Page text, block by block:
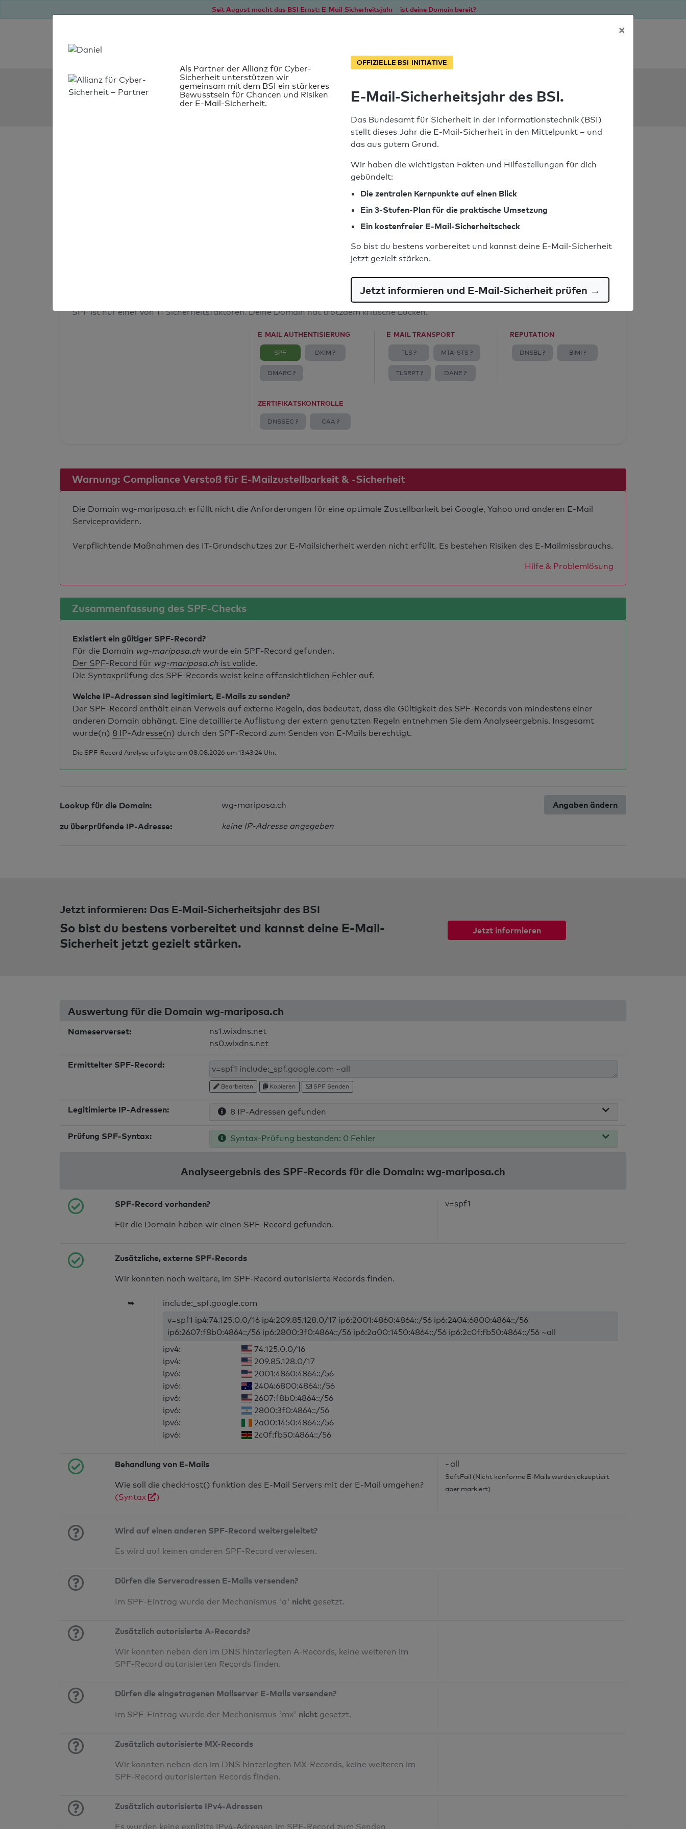
Seit August macht das BSI Ernst: E-Mail-Sicherheitsjahr – ist deine Domain bereit?
SPF Check:
Syntaxprüfung: 0 Fehler
SPF ist nur einer von 11 Sicherheitsfaktoren. Deine Domain hat trotzdem kritische Lücken.
E-MAIL AUTHENTISIERUNG
SPF DKIM ?
DMARC ?
E-MAIL TRANSPORT
TLS ? MTA-STS ?
TLSRPT ? DANE ?
REPUTATION
DNSBL ? BIMI ?
ZERTIFIKATSKONTROLLE
DNSSEC ? CAA ?
Warnung: Compliance Verstoß für E-Mailzustellbarkeit & -Sicherheit
Die Domain wg-mariposa.ch erfüllt nicht die Anforderungen für eine optimale Zustellbarkeit bei Google, Yahoo und anderen E-Mail
Serviceprovidern.
Verpflichtende Maßnahmen des IT-Grundschutzes zur E-Mailsicherheit werden nicht erfüllt. Es bestehen Risiken des E-Mailmissbrauchs.
Hilfe & Problemlösung
Zusammenfassung des SPF-Checks
Existiert ein gültiger SPF-Record?
Für die Domain wg-mariposa.ch wurde ein SPF-Record gefunden.
Der SPF-Record für wg-mariposa.ch ist valide.
Die Syntaxprüfung des SPF-Records weist keine offensichtlichen Fehler auf.
Welche IP-Adressen sind legitimiert, E-Mails zu senden?
Der SPF-Record enthält einen Verweis auf externe Regeln, das bedeutet, dass die Gültigkeit des SPF-Records von mindestens einer
anderen Domain abhängt. Eine detaillierte Auflistung der extern genutzten Regeln entnehmen Sie dem Analyseergebnis. Insgesamt
wurde(n) 8 IP-Adresse(n) durch den SPF-Record zum Senden von E-Mails berechtigt.
Die SPF-Record Analyse erfolgte am 08.08.2026 um 13:43:24 Uhr.
Lookup für die Domain: wg-mariposa.ch
zu überprüfende IP-Adresse: keine IP-Adresse angegeben
Angaben ändern
×
Als Partner der Allianz für Cyber-
Sicherheit unterstützen wir
gemeinsam mit dem BSI ein stärkeres
Bewusstsein für Chancen und Risiken
der E-Mail-Sicherheit.
OFFIZIELLE BSI-INITIATIVE
E-Mail-Sicherheitsjahr des BSI.
Das Bundesamt für Sicherheit in der Informationstechnik (BSI)
stellt dieses Jahr die E-Mail-Sicherheit in den Mittelpunkt – und
das aus gutem Grund.
Wir haben die wichtigsten Fakten und Hilfestellungen für dich
gebündelt:
Die zentralen Kernpunkte auf einen Blick
Ein 3-Stufen-Plan für die praktische Umsetzung
Ein kostenfreier E-Mail-Sicherheitscheck
So bist du bestens vorbereitet und kannst deine E-Mail-Sicherheit
jetzt gezielt stärken.
Jetzt informieren und E-Mail-Sicherheit prüfen →
Jetzt informieren: Das E-Mail-Sicherheitsjahr des BSI
So bist du bestens vorbereitet und kannst deine E-Mail-
Sicherheit jetzt gezielt stärken.
Jetzt informieren
Auswertung für die Domain wg-mariposa.ch
Nameserverset:
ns1.wixdns.net
ns0.wixdns.net
Ermittelter SPF-Record:
Bearbeiten Kopieren SPF Senden
Legitimierte IP-Adressen: 8 IP-Adressen gefunden
Prüfung SPF-Syntax: Syntax-Prüfung bestanden: 0 Fehler
Analyseergebnis des SPF-Records für die Domain: wg-mariposa.ch
SPF-Record vorhanden?
Für die Domain haben wir einen SPF-Record gefunden.
v=spf1
Zusätzliche, externe SPF-Records
Wir konnten noch weitere, im SPF-Record autorisierte Records finden.
➥
include:_spf.google.com
v=spf1 ip4:74.125.0.0/16 ip4:209.85.128.0/17 ip6:2001:4860:4864::/56 ip6:2404:6800:4864::/56
ip6:2607:f8b0:4864::/56 ip6:2800:3f0:4864::/56 ip6:2a00:1450:4864::/56 ip6:2c0f:fb50:4864::/56 ~all
ipv4:
74.125.0.0/16
ipv4:
209.85.128.0/17
ipv6:
2001:4860:4864::/56
ipv6:
2404:6800:4864::/56
ipv6:
2607:f8b0:4864::/56
ipv6:
2800:3f0:4864::/56
ipv6:
2a00:1450:4864::/56
ipv6:
2c0f:fb50:4864::/56
Behandlung von E-Mails
Wie soll die checkHost() funktion des E-Mail Servers mit der E-Mail umgehen?
(Syntax
)
~all
SoftFail (Nicht konforme E-Mails werden akzeptiert
aber markiert)
Wird auf einen anderen SPF-Record weitergeleitet?
Es wird auf keinen anderen SPF-Record verwiesen.
Dürfen die Serveradressen E-Mails versenden?
Im SPF-Eintrag wurde der Mechanismus 'a' nicht gesetzt.
Zusätzlich autorisierte A-Records?
Wir konnten neben den im DNS hinterlegten A-Records, keine weiteren im
SPF-Record autorisierten Records finden.
Dürfen die eingetragenen Mailserver E-Mails versenden?
Im SPF-Eintrag wurde der Mechanismus 'mx' nicht gesetzt.
Zusätzlich autorisierte MX-Records
Wir konnten neben den im DNS hinterlegten MX-Records, keine weiteren im
SPF-Record autorisierten Records finden.
Zusätzlich autorisierte IPv4-Adressen
Es wurden keine explizite IPv4-Adressen im SPF-Record zum Senden